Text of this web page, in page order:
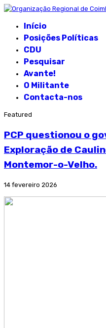
Início
Posições Políticas
CDU
Pesquisar
Avante!
O Militante
Contacta-nos
Featured
PCP questionou o
Exploração de
Montemor-o-Velho.
14 fevereiro 2026